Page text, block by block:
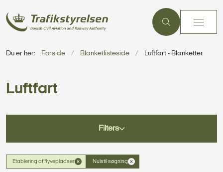
Du er her: Forside Blanketlisteside Luftfart - Blanketter
Luftfart
Filters
Etablering af flyvepladser Nulstil søgning